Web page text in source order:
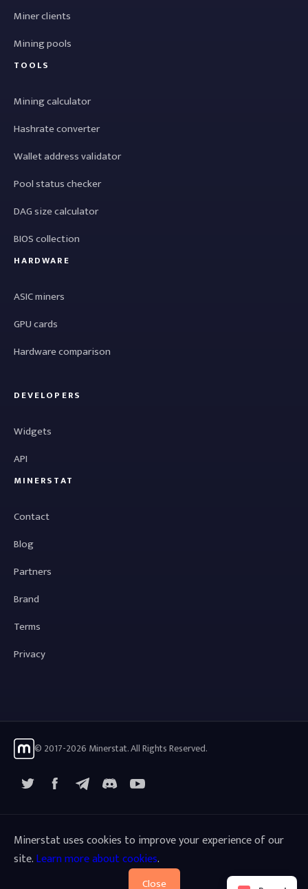
Miner clients
Mining pools
TOOLS
Mining calculator
Hashrate converter
Wallet address validator
Pool status checker
DAG size calculator
BIOS collection
HARDWARE
ASIC miners
GPU cards
Hardware comparison
DEVELOPERS
Widgets
API
MINERSTAT
Contact
Blog
Partners
Brand
Terms
Privacy
© 2017-2026 Minerstat. All Rights Reserved.
FacebookTelegramYouTube
Minerstat uses cookies to improve your experience of our
site.Learn more about cookies.
Close